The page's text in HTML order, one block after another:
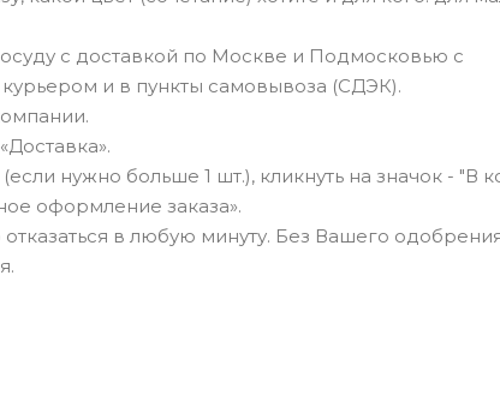
с доставкой по Москве и Подмосковью с
и в пункты самовывоза (СДЭК).
нужно больше 1 шт.), кликнуть на значок - "В
оформление заказа».
в любую минуту. Без Вашего